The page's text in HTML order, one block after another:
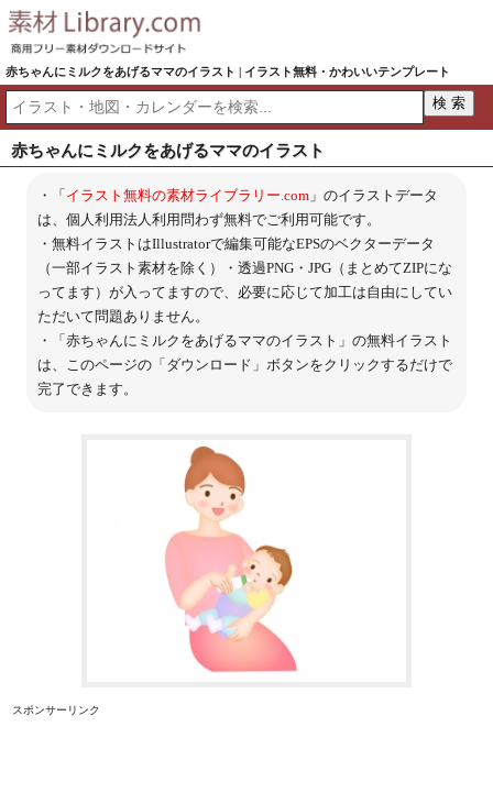
赤ちゃんにミルクをあげるママのイラスト | イラスト無料・かわいいテンプレート
赤ちゃんにミルクをあげるママのイラスト
・「イラスト無料の素材ライブラリー.com」のイラストデータ
は、個人利用法人利用問わず無料でご利用可能です。
・無料イラストはIllustratorで編集可能なEPSのベクターデータ
（一部イラスト素材を除く）・透過PNG・JPG（まとめてZIPにな
ってます）が入ってますので、必要に応じて加工は自由にしてい
ただいて問題ありません。
・「赤ちゃんにミルクをあげるママのイラスト」の無料イラスト
は、このページの「ダウンロード」ボタンをクリックするだけで
完了できます。
スポンサーリンク